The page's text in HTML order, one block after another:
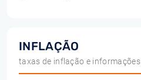
INFLAÇÃO
taxas de inflação e informações